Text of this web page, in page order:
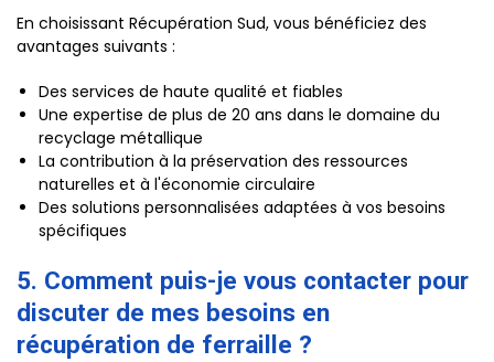
En choisissant Récupération Sud, vous bénéficiez des
avantages suivants :
Des services de haute qualité et fiables
Une expertise de plus de 20 ans dans le domaine du
recyclage métallique
La contribution à la préservation des ressources
naturelles et à l'économie circulaire
Des solutions personnalisées adaptées à vos besoins
spécifiques
5. Comment puis-je vous contacter pour
discuter de mes besoins en
récupération de ferraille ?